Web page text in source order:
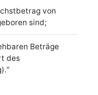
von
sind;
Beträge
des